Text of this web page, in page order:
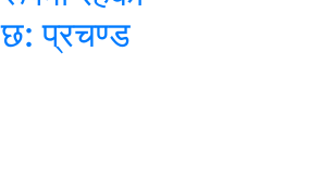
छ: प्रचण्ड